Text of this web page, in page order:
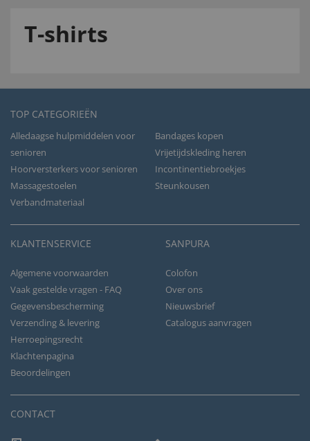
T-shirts
TOP CATEGORIEËN
Alledaagse hulpmiddelen voor
senioren
Bandages kopen
Vrijetijdskleding heren
Hoorversterkers voor senioren
Incontinentiebroekjes
Massagestoelen
Steunkousen
Verbandmateriaal
KLANTENSERVICE
Algemene voorwaarden
Vaak gestelde vragen - FAQ
Gegevensbescherming
Verzending & levering
Herroepingsrecht
Klachtenpagina
Beoordelingen
SANPURA
Colofon
Over ons
Nieuwsbrief
Catalogus aanvragen
CONTACT